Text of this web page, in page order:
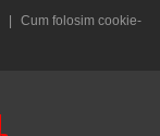
|
Cum folosim cookie-